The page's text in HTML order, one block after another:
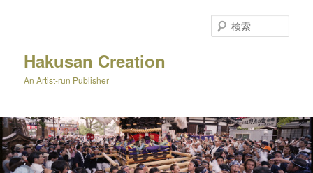
へ
移
動
移
動
Hakusan Creation
An Artist-run Publisher
索